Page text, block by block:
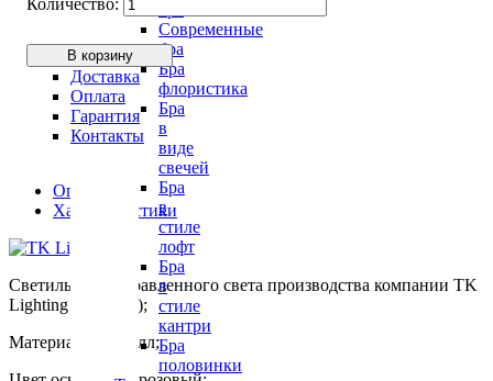
Современные
бра
Бра
флористика
Бра
в
виде
свечей
Бра
в
стиле
лофт
Бра
в
стиле
кантри
Бра
половинки
В корзину
Доставка
Оплата
Гарантия
Контакты
Описание
Характеристики
Светильник направленного света производства компании TK
Lighting (Польша);
Материалы: металл;